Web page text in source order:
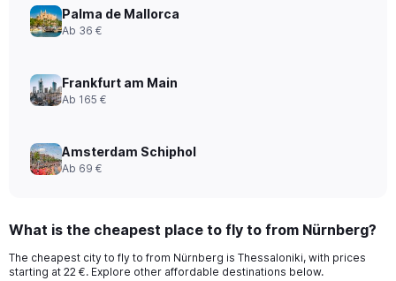
Palma de Mallorca
Ab 36 €
Frankfurt am Main
Ab 165 €
Amsterdam Schiphol
Ab 69 €
What is the cheapest place to fly to from Nürnberg?
The cheapest city to fly to from Nürnberg is Thessaloniki, with prices
starting at 22 €. Explore other affordable destinations below.